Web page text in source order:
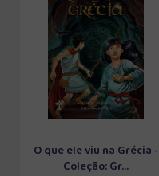
O que ele viu na Grécia -
Coleção: Gr...